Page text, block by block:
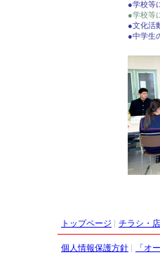
●学校等
●学校等
●文化活
●中学生
トップページ チラシ・
個人情報保護方針 「オ